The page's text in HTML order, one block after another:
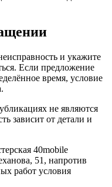
и укажите
Если предложение
время, условие
не являются
зависит от детали и
40mobile
51, напротив
работ условия